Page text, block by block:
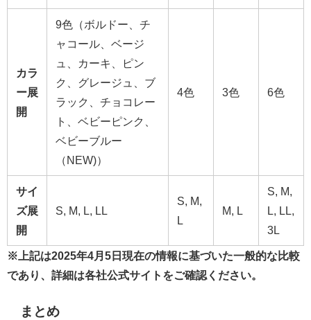
カラ
ー展
開
9色（ボルドー、チ
ャコール、ベージ
ュ、カーキ、ピン
ク、グレージュ、ブ
ラック、チョコレー
ト、ベビーピンク、
ベビーブルー
（NEW)）
4色 3色 6色
サイ
ズ展
開
S, M, L, LL
S, M,
M, L
S, M,
3L
※上記は2025年4月5日現在の情報に基づいた一般的な比較
であり、詳細は各社公式サイトをご確認ください。
まとめ